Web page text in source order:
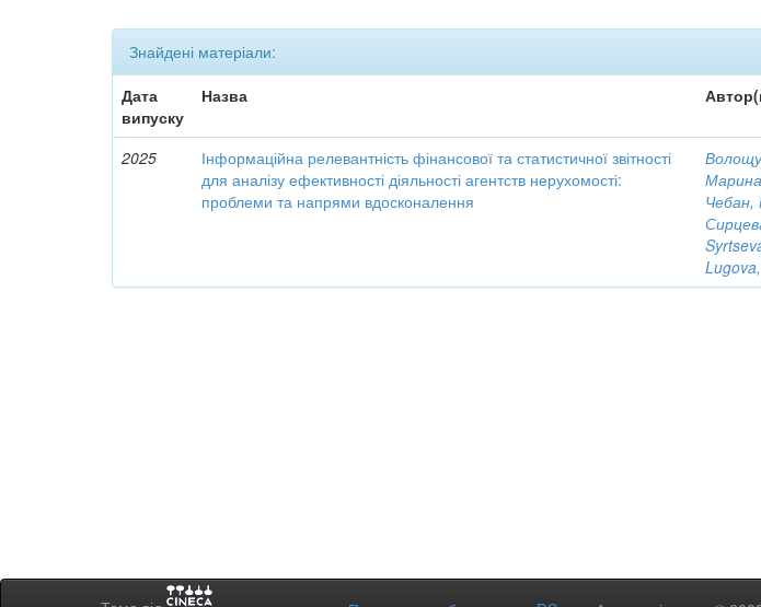
Знайдені матеріали:
Дата
випуску
Назва
2025
Інформаційна релевантність фінансової та статистичної звітності
для аналізу ефективності діяльності агентств нерухомості:
проблеми та напрями вдосконалення
Чебан,